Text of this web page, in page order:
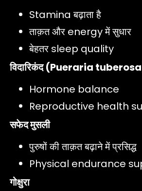
Stamina बढ़ाता है
ताक़त और energy में सुधार
बेहतर sleep quality
विदारिकंद (Pueraria
Hormone balance
Reproductive health
सफेद मुसली
पुरुषों की ताक़त बढ़ाने में प्रसिद्ध
Physical endurance
गोक्षुरा